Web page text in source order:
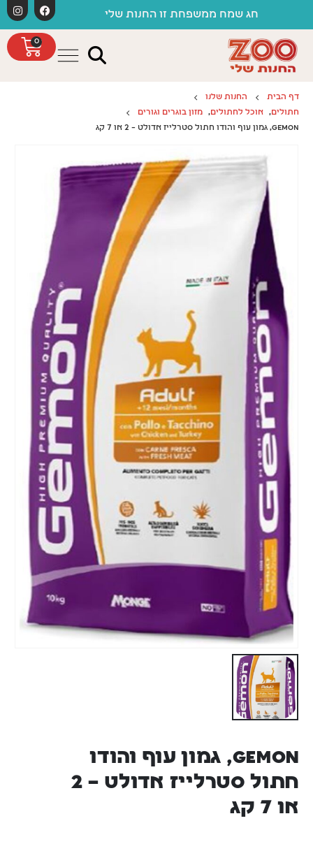
זו החנות שלי משלוחים חינם כפוף
0
דף הבית
החנות שלנו
חתולים, אוכל לחתולים,
מזון בוגרים וגורים
GEMON, גמון עוף והודו חתול סטרלייז אדולט – 2 או 7 קג
Gemon, גמון עוף והודו
חתול סטרלייז אדולט – 2
או 7 קג